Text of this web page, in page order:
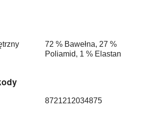
72 % Bawełna, 27 %
Poliamid, 1 % Elastan
8721212034875